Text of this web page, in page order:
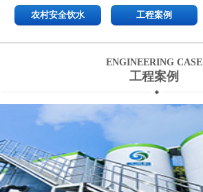
农村安全饮水 工程案例
ENGINEERING CASE
工程案例